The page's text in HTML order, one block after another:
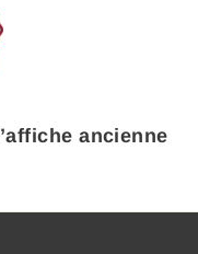
ancienne